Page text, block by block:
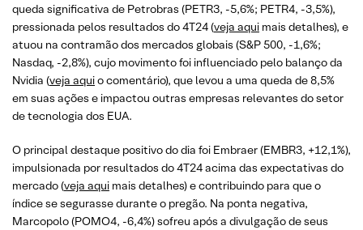
queda significativa de Petrobras (PETR3, -5,6%; PETR4, -3,5%),
pressionada pelos resultados do 4T24 (veja aqui mais detalhes), e
atuou na contramão dos mercados globais (S&P 500, -1,6%;
Nasdaq, -2,8%), cujo movimento foi influenciado pelo balanço da
Nvidia (veja aquio comentário), que levou a uma queda de 8,5%
em suas ações e impactou outras empresas relevantes do setor
de tecnologia dos EUA.
O principal destaque positivo do dia foi Embraer (EMBR3, +12,1%),
impulsionada por resultados do 4T24 acima das expectativas do
mercado (veja aqui mais detalhes) e contribuindo para que o
índice se segurasse durante o pregão. Na ponta negativa,
Marcopolo (POMO4, -6,4%) sofreu após a divulgação de seus